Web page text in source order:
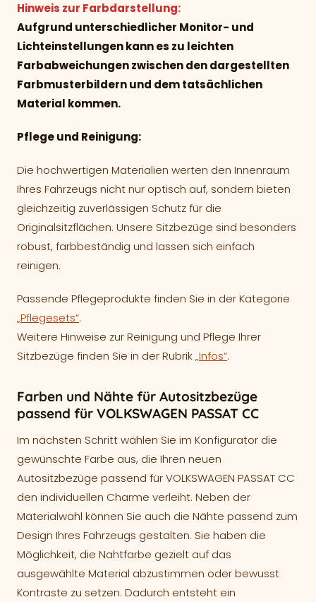
Hinweis zur Farbdarstellung:
Aufgrund unterschiedlicher Monitor- und
Lichteinstellungen kann es zu leichten
Farbabweichungen zwischen den dargestellten
Farbmusterbildern und dem tatsächlichen
Material kommen.
Pflege und Reinigung:
Die hochwertigen Materialien werten den Innenraum
Ihres Fahrzeugs nicht nur optisch auf, sondern bieten
gleichzeitig zuverlässigen Schutz für die
Originalsitzflächen. Unsere Sitzbezüge sind besonders
robust, farbbeständig und lassen sich einfach
reinigen.
Passende Pflegeprodukte finden Sie in der Kategorie
„Pflegesets“.
Weitere Hinweise zur Reinigung und Pflege Ihrer
Sitzbezüge finden Sie in der Rubrik„Infos“.
Farben und Nähte für Autositzbezüge
passend für VOLKSWAGEN PASSAT CC
Im nächsten Schritt wählen Sie im Konfigurator die
gewünschte Farbe aus, die Ihren neuen
Autositzbezüge passend für VOLKSWAGEN PASSAT CC
den individuellen Charme verleiht. Neben der
Materialwahl können Sie auch die Nähte passend zum
Design Ihres Fahrzeugs gestalten. Sie haben die
Möglichkeit, die Nahtfarbe gezielt auf das
ausgewählte Material abzustimmen oder bewusst
Kontraste zu setzen. Dadurch entsteht ein